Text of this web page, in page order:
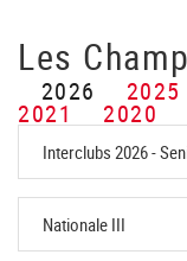
Les
2026 2025
2021 2020